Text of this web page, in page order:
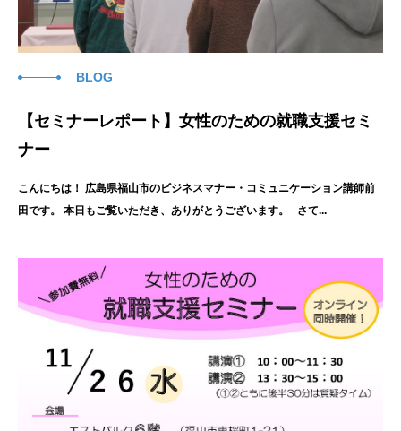
BLOG
【セミナーレポート】女性のための就職支援セミ
ナー
こんにちは！ 広島県福山市のビジネスマナー・コミュニケーション講師前
田です。 本日もご覧いただき、ありがとうございます。 さて...